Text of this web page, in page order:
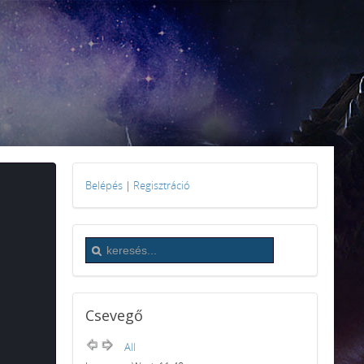
Belépés | Regisztráció
Csevegő
All